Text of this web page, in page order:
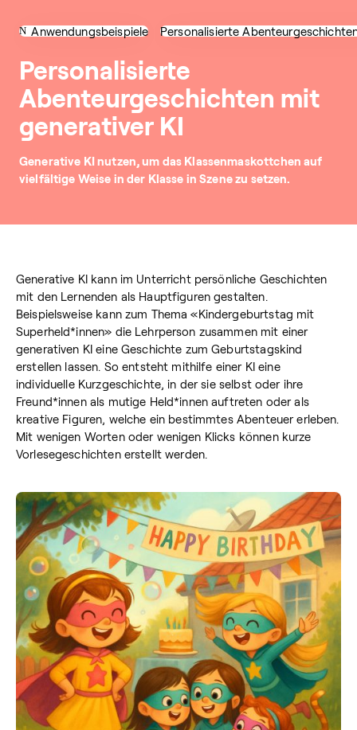
Anwendungsbeispiele Personalisierte
Personalisierte
Abenteurgeschichten mit
generativer KI
Generative KI nutzen, um das Klassenmaskottchen auf
vielfältige Weise in der Klasse in Szene zu setzen.
Generative KI kann im Unterricht persönliche Geschichten
mit den Lernenden als Hauptfiguren gestalten.
Beispielsweise kann zum Thema «Kindergeburtstag mit
Superheld*innen» die Lehrperson zusammen mit einer
generativen KI eine Geschichte zum Geburtstagskind
erstellen lassen. So entsteht mithilfe einer KI eine
individuelle Kurzgeschichte, in der sie selbst oder ihre
Freund*innen als mutige Held*innen auftreten oder als
kreative Figuren, welche ein bestimmtes Abenteuer erleben.
Mit wenigen Worten oder wenigen Klicks können kurze
Vorlesegeschichten erstellt werden.